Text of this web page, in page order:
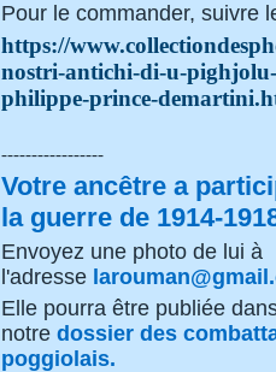
Pour le commander, suivre
https://
nostri-antichi-di-u-
philippe-prince-
-----------------
Votre ancêtre a
la guerre de 1914-
Envoyez une photo de lui à
l'adresse
Elle pourra être publiée
notre dossier des
poggiolais.